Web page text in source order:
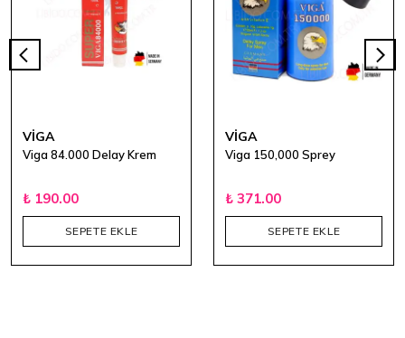
VİGA
Viga 84.000 Delay Krem
₺ 190.00
SEPETE EKLE
VİGA
Viga 150,000 Sprey
₺ 371.00
SEPETE EKLE